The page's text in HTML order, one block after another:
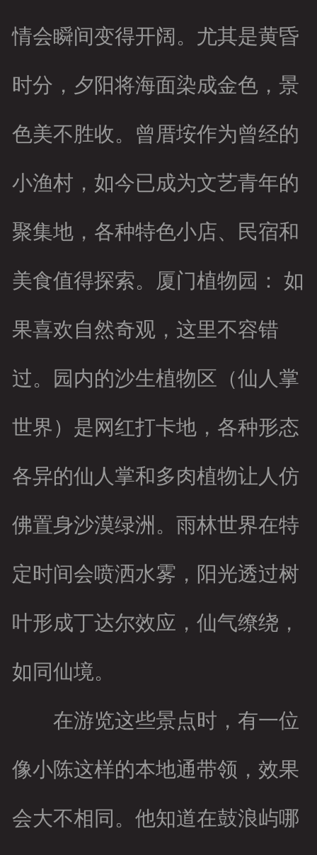
情会瞬间变得开阔。尤其是黄昏
时分，夕阳将海面染成金色，景
色美不胜收。曾厝垵作为曾经的
小渔村，如今已成为文艺青年的
聚集地，各种特色小店、民宿和
美食值得探索。厦门植物园： 如
果喜欢自然奇观，这里不容错
过。园内的沙生植物区（仙人掌
世界）是网红打卡地，各种形态
各异的仙人掌和多肉植物让人仿
佛置身沙漠绿洲。雨林世界在特
定时间会喷洒水雾，阳光透过树
叶形成丁达尔效应，仙气缭绕，
如同仙境。
在游览这些景点时，有一位
像小陈这样的本地通带领，效果
会大不相同。他知道在鼓浪屿哪